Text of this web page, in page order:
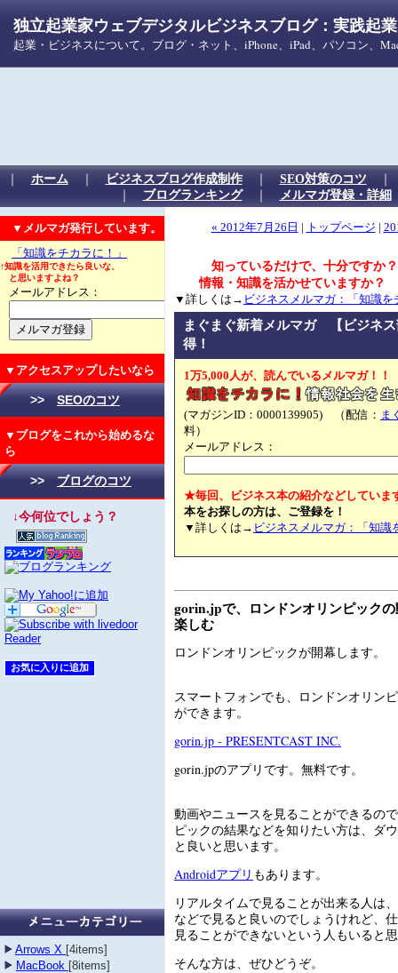
独立起業家ウェブデジタルビジネスブログ：実践起
起業・ビジネスについて。ブログ・ネット、iPhone、iPad、パソコン、
｜ ホーム ｜ ビジネスブログ作成制作｜ SEO対策のコツ
｜ ブログランキング｜ メルマガ登録・詳細
▼メルマガ発行しています。
「知識をチカラに！」
↑知識を活用できたら良いな、
と思いますよね？
メールアドレス：
▼アクセスアップしたいなら
>> SEOのコツ
▼ブログをこれから始めるな
ら
>> ブログのコツ
↓今何位でしょう？
Arrows X [4items]
MacBook [8items]
« 2012年7月26日 トップページ
知っているだけで、十分ですか？
情報・知識を活かせていますか？
▼詳しくは→ ビジネスメルマガ：「知識を
まぐまぐ新着メルマガ 【ビジネ
得！
1万5,000人が、読んでいるメルマガ！！
(マガジンID：0000139905) （配信： ま
料）
メールアドレス：
★毎回、ビジネス本の紹介などしていま
本をお探しの方は、ご登録を！
▼詳しくは→ ビジネスメルマガ：「知識
gorin.jpで、ロンドンオリンピック
楽しむ
ロンドンオリンピックが開幕します。
スマートフォンでも、ロンドンオリン
ができます。
gorin.jp - PRESENTCAST INC.
gorin.jpのアプリです。無料です。
動画やニュースを見ることができるの
ピックの結果などを知りたい方は、ダ
と良いと思います。
Androidアプリ もあります。
リアルタイムで見ることが出来る人は
などで見ると良いのでしょうけれど、
見ることができないという人もいると
そんな方は、ぜひどうぞ。